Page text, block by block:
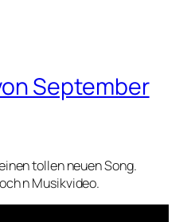
September
tollen neuen Song.
n Musikvideo.